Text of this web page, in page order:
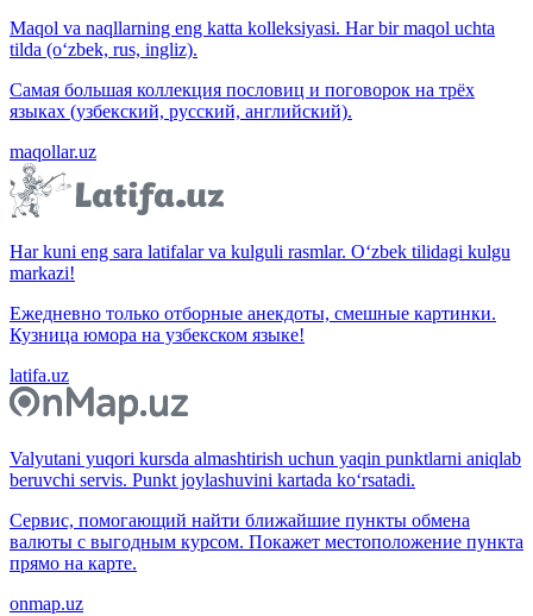
Maqol va naqllarning eng katta kolleksiyasi. Har bir maqol uchta
tilda (o‘zbek, rus, ingliz).
Самая большая коллекция пословиц и поговорок на трёх
языках (узбекский, русский, английский).
maqollar.uz
Har kuni eng sara latifalar va kulguli rasmlar. O‘zbek tilidagi kulgu
markazi!
Ежедневно только отборные анекдоты, смешные картинки.
Кузница юмора на узбекском языке!
latifa.uz
Valyutani yuqori kursda almashtirish uchun yaqin punktlarni aniqlab
beruvchi servis. Punkt joylashuvini kartada ko‘rsatadi.
Сервис, помогающий найти ближайшие пункты обмена
валюты с выгодным курсом. Покажет местоположение пункта
прямо на карте.
onmap.uz